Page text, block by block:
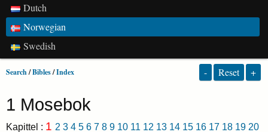
Dutch
Norwegian
Swedish
Search/Bibles/Index - Reset +
1 Mosebok
Kapittel : 1 2 3 4 5 6 7 8 9 10 11 12 13 14 15 16 17 18 19 20